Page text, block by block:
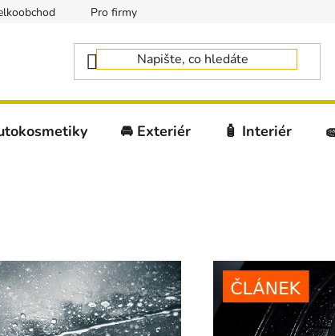
Pro firmy
🚘 Exteriér 🧴 Interiér